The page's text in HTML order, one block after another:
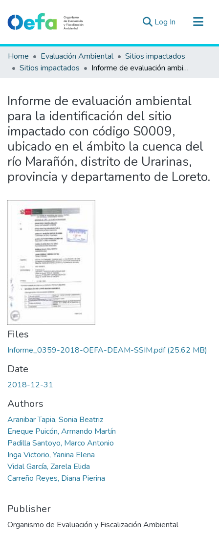
Log In (current)
Communities & Collections
All of DSpace
Estad. Externas
Guias ▾
Home Evaluación Ambiental
Sitios impactados
Sitios impactados
Informe de evaluación ambiental para la identificación del sitio impactado con código S0009, ubicado en el ámbito la cuenca del río Marañón, distrito de Urarinas, provincia y departamento de Loreto.
Informe de evaluación ambiental
para la identificación del sitio
impactado con código S0009,
ubicado en el ámbito la cuenca del
río Marañón, distrito de Urarinas,
provincia y departamento de Loreto.
Files
Informe_0359-2018-OEFA-DEAM-SSIM.pdf(25.62 MB)
Date
2018-12-31
Authors
Aranibar Tapia, Sonia Beatriz
Eneque Puicón, Armando Martín
Padilla Santoyo, Marco Antonio
Inga Victorio, Yanina Elena
Vidal García, Zarela Elida
Carreño Reyes, Diana Pierina
Publisher
Organismo de Evaluación y Fiscalización Ambiental